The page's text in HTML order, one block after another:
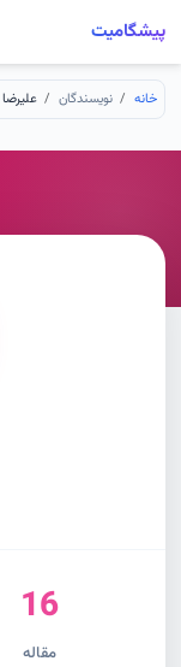
پیشگامیت
خانه نویسندگان
16
مقاله